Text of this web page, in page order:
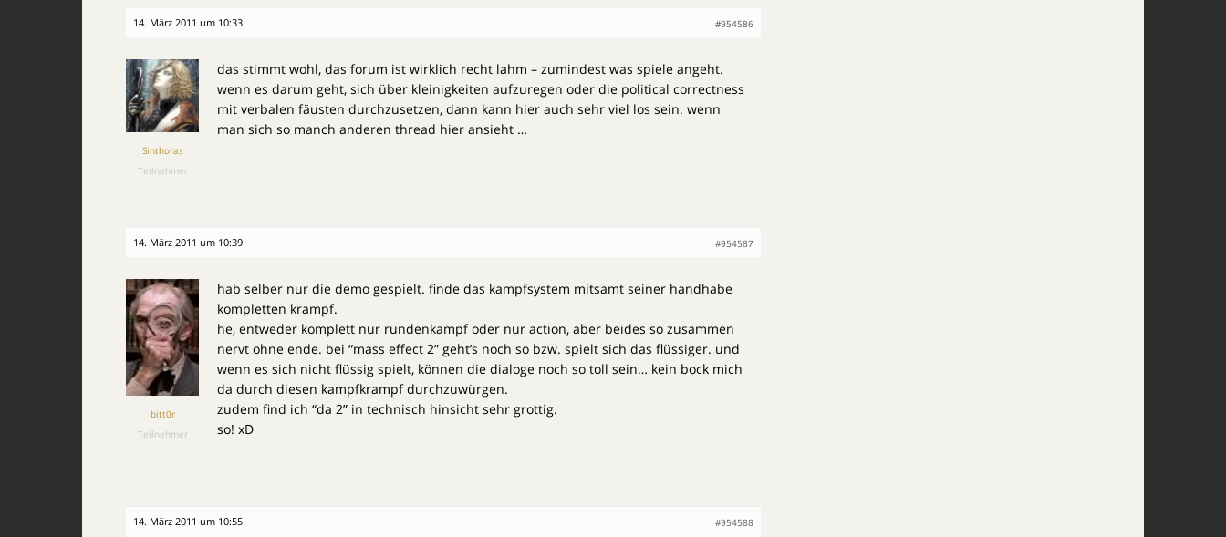
14. März 2011 um 10:33 #954586
Sinthoras
Teilnehmer
das stimmt wohl, das forum ist wirklich recht lahm – zumindest was spiele angeht.
wenn es darum geht, sich über kleinigkeiten aufzuregen oder die political correctness
mit verbalen fäusten durchzusetzen, dann kann hier auch sehr viel los sein. wenn
man sich so manch anderen thread hier ansieht …
14. März 2011 um 10:39 #954587
bitt0r
Teilnehmer
hab selber nur die demo gespielt. finde das kampfsystem mitsamt seiner handhabe
kompletten krampf.
he, entweder komplett nur rundenkampf oder nur action, aber beides so zusammen
nervt ohne ende. bei “mass effect 2” geht’s noch so bzw. spielt sich das flüssiger. und
wenn es sich nicht flüssig spielt, können die dialoge noch so toll sein… kein bock mich
da durch diesen kampfkrampf durchzuwürgen.
zudem find ich “da 2” in technisch hinsicht sehr grottig.
so! xD
14. März 2011 um 10:55 #954588